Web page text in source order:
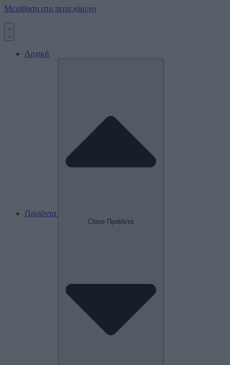
Μετάβαση στο περιεχόμενο
Αρχική
Προϊόντα
Close Προϊόντα